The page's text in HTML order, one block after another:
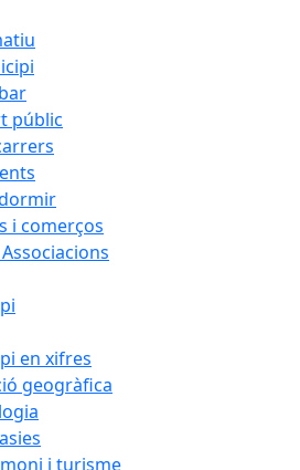
públic
i comerços
en xifres
geogràfica
i turisme